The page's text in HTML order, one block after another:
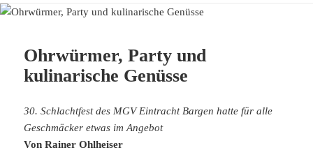
Ohrwürmer, Party und
kulinarische Genüsse
30. Schlachtfest des MGV Eintracht Bargen hatte für alle
Geschmäcker etwas im Angebot
Von Rainer Ohlheiser